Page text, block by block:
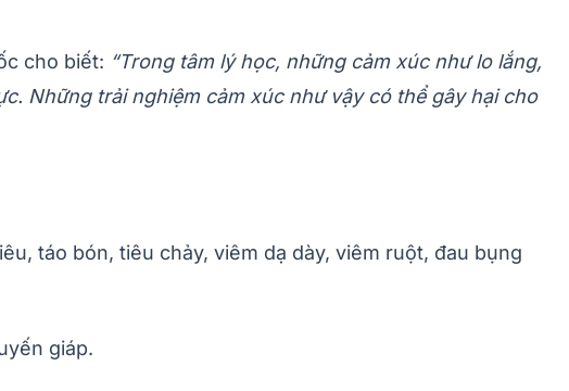
cho biết: “Trong tâm lý học, những cảm xúc như lo lắng,
Những trải nghiệm cảm xúc như vậy có thể gây hại cho
táo bón, tiêu chảy, viêm dạ dày, viêm ruột, đau bụng
giáp.